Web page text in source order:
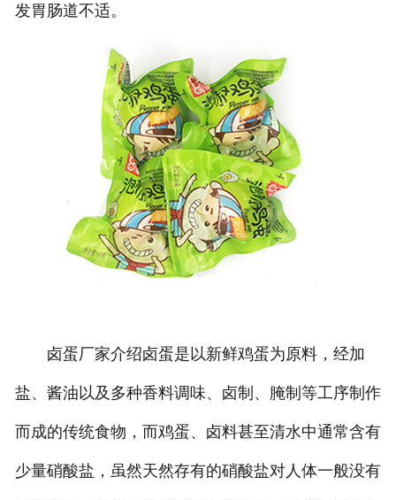
发胃肠道不适。
卤蛋厂家介绍卤蛋是以新鲜鸡蛋为原料，经加
盐、酱油以及多种香料调味、卤制、腌制等工序制作
而成的传统食物，而鸡蛋、卤料甚至清水中通常含有
少量硝酸盐，虽然天然存有的硝酸盐对人体一般没有